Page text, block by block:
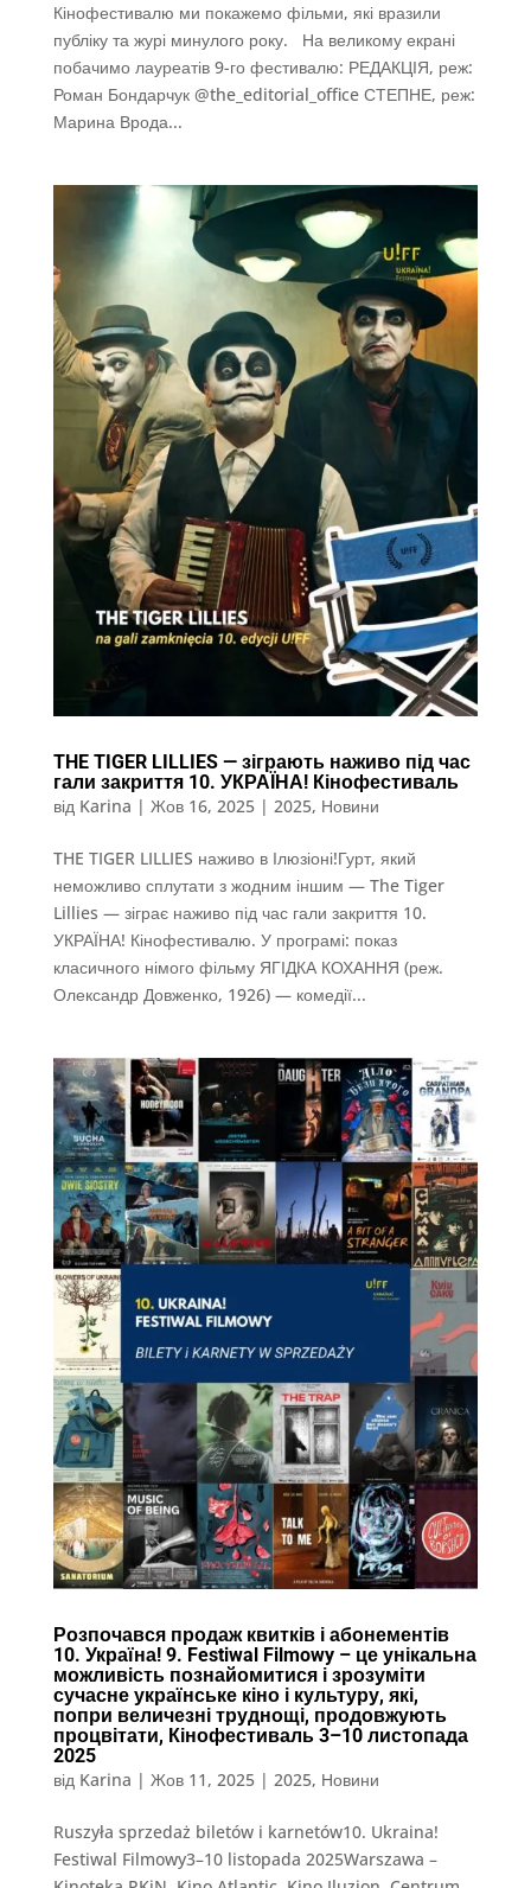
Кінофестивалю ми покажемо фільми, які вразили
публіку та журі минулого року. На великому екрані
побачимо лауреатів 9-го фестивалю: РЕДАКЦІЯ, реж:
Роман Бондарчук @the_editorial_office СТЕПНЕ, реж:
Марина Врода...
THE TIGER LILLIES — зіграють наживо під час
гали закриття 10. УКРАЇНА! Кінофестиваль
від Karina | Жов 16, 2025| 2025, Новини
THE TIGER LILLIES наживо в Ілюзіоні!Гурт, який
неможливо сплутати з жодним іншим — The Tiger
Lillies — зіграє наживо під час гали закриття 10.
УКРАЇНА! Кінофестивалю. У програмі: показ
класичного німого фільму ЯГІДКА КОХАННЯ (реж.
Олександр Довженко, 1926) — комедії...
Розпочався продаж квитків і абонементів
10. Україна! 9. Festiwal Filmowy – це унікальна
можливість познайомитися і зрозуміти
сучасне українське кіно і культуру, які,
попри величезні труднощі, продовжують
процвітати, Кінофестиваль 3–10 листопада
2025
від Karina | Жов 11, 2025| 2025, Новини
Ruszyła sprzedaż biletów i karnetów10. Ukraina!
Festiwal Filmowy3–10 listopada 2025Warszawa –